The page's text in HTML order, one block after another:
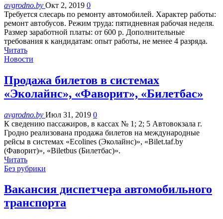
avgrodno.by Окт 2, 2019 0
Требуется слесарь по ремонту автомобилей. Характер работы:
ремонт автобусов. Режим труда: пятидневная рабочая неделя.
Размер заработной платы: от 600 р. Дополнительные
требования к кандидатам: опыт работы, не менее 4 разряда.
Читать
Новости
Продажа билетов в системах
«Эколайнс», «Фаворит», «Билетбас»
avgrodno.by Июл 31, 2019 0
К сведению пассажиров, в кассах № 1; 2; 5 Автовокзала г.
Гродно реализована продажа билетов на международные
рейсы в системах «Ecolines (Эколайнс)», «Bilet.taf.by
(Фаворит)», «Biletbus (Билетбас)».
Читать
Без рубрики
Вакансия диспетчера автомобильного
транспорта